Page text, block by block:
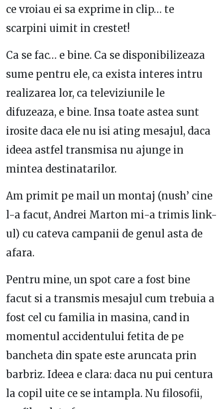
ce vroiau ei sa exprime in clip… te
scarpini uimit in crestet!
Ca se fac… e bine. Ca se disponibilizeaza
sume pentru ele, ca exista interes intru
realizarea lor, ca televiziunile le
difuzeaza, e bine. Insa toate astea sunt
irosite daca ele nu isi ating mesajul, daca
ideea astfel transmisa nu ajunge in
mintea destinatarilor.
Am primit pe mail un montaj (nush’ cine
l-a facut, Andrei Marton mi-a trimis link-
ul) cu cateva campanii de genul asta de
afara.
Pentru mine, un spot care a fost bine
facut si a transmis mesajul cum trebuia a
fost cel cu familia in masina, cand in
momentul accidentului fetita de pe
bancheta din spate este aruncata prin
barbriz. Ideea e clara: daca nu pui centura
la copil uite ce se intampla. Nu filosofii,